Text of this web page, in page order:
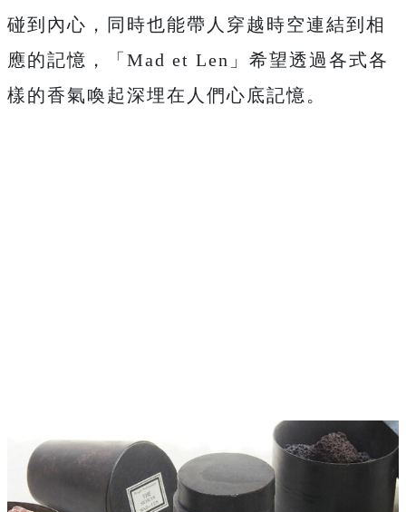
碰到內心，同時也能帶人穿越時空連結到相
應的記憶，「Mad et Len」希望透過各式各
樣的香氣喚起深埋在人們心底記憶。